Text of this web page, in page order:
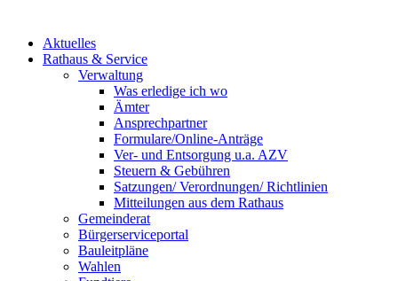
Aktuelles
Rathaus & Service
Verwaltung
Was erledige ich wo
Ämter
Ansprechpartner
Formulare/Online-Anträge
Ver- und Entsorgung u.a. AZV
Steuern & Gebühren
Satzungen/ Verordnungen/ Richtlinien
Mitteilungen aus dem Rathaus
Gemeinderat
Bürgerserviceportal
Bauleitpläne
Wahlen